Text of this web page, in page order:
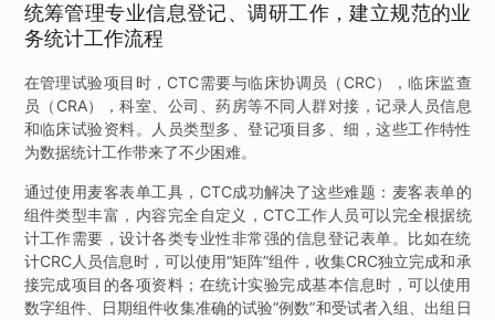
统筹管理专业信息登记、调研工作，建立规范的业
务统计工作流程
在管理试验项目时，CTC需要与临床协调员（CRC），临床监查
员（CRA），科室、公司、药房等不同人群对接，记录人员信息
和临床试验资料。人员类型多、登记项目多、细，这些工作特性
为数据统计工作带来了不少困难。
通过使用麦客表单工具，CTC成功解决了这些难题：麦客表单的
组件类型丰富，内容完全自定义，CTC工作人员可以完全根据统
计工作需要，设计各类专业性非常强的信息登记表单。比如在统
计CRC人员信息时，可以使用“矩阵”组件，收集CRC独立完成和承
接完成项目的各项资料；在统计实验完成基本信息时，可以使用
数字组件、日期组件收集准确的试验“例数”和受试者入组、出组日